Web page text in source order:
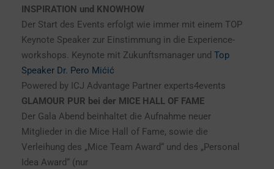
INSPIRATION und KNOWHOW
Der Start des Events erfolgt wie immer mit einem TOP
Keynote Speaker zur Einstimmung in die Experience-
workshops. Keynote mit Zukunftsmanager und Top
Speaker Dr. Pero Mićić
Powered by ICJ Advantage Partner experts4events
GLAMOUR PUR bei der MICE HALL OF FAME
Der Gala Abend beinhaltet die Aufnahme neuer
Mitglieder in die Mice Hall of Fame, sowie die
Verleihung des „Mice Team Award“ und des „Personal
Idea Award“ (nur